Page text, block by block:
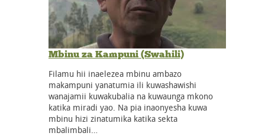
Mbinu za Kampuni (Swahili)
Filamu hii inaelezea mbinu ambazo
makampuni yanatumia ili kuwashawishi
wanajamii kuwakubalia na kuwaunga mkono
katika miradi yao. Na pia inaonyesha kuwa
mbinu hizi zinatumika katika sekta
mbalimbali…